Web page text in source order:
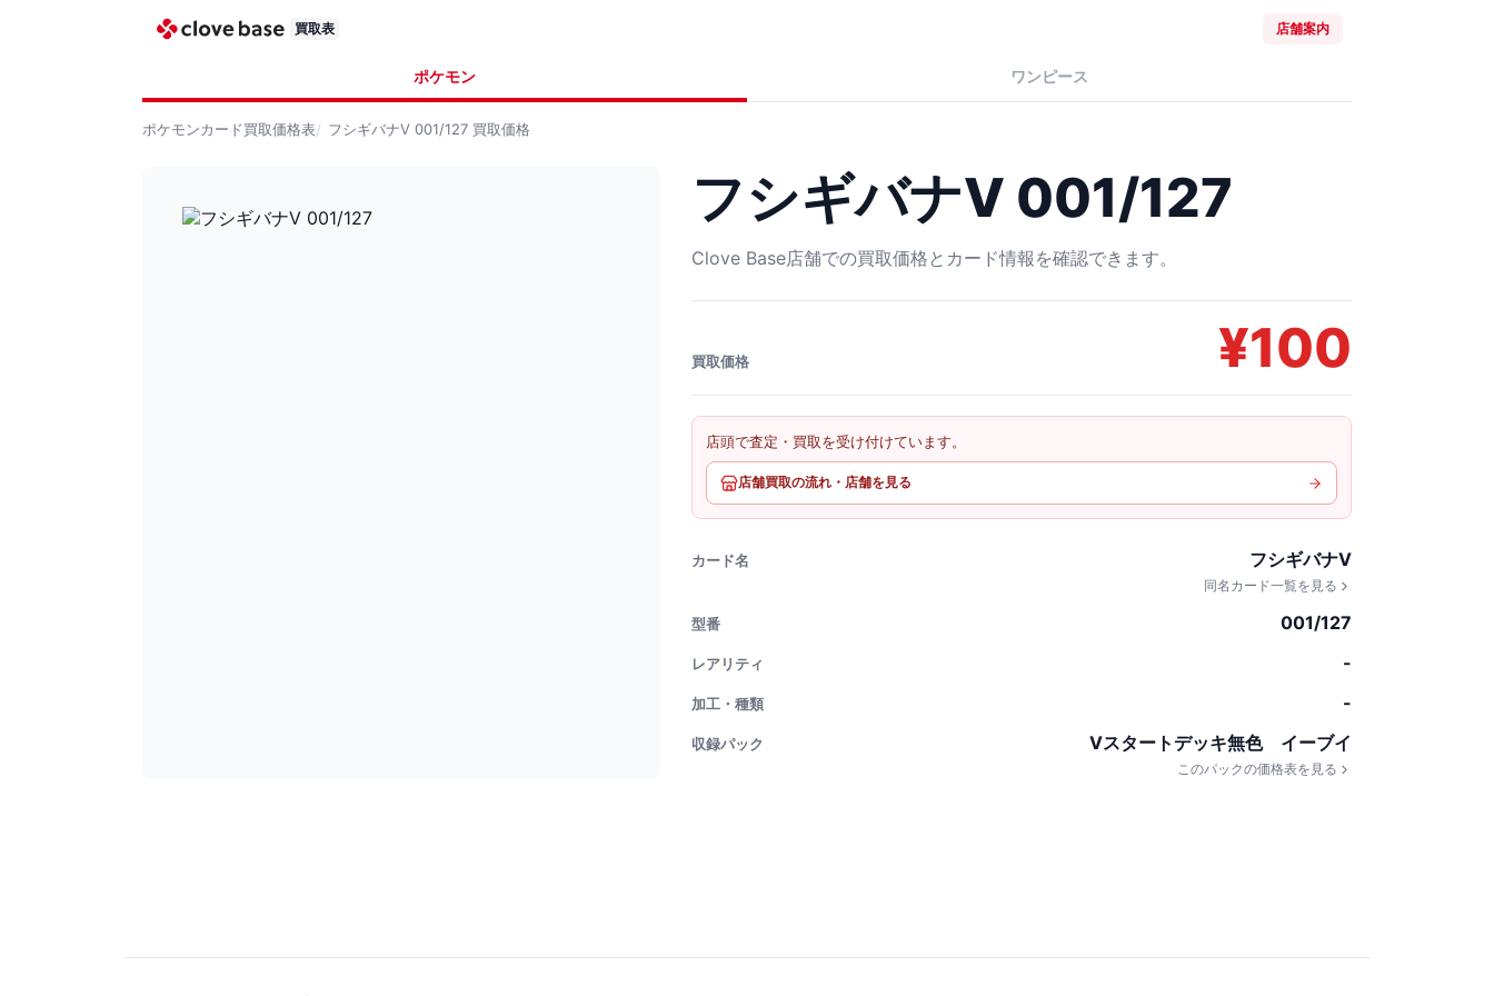
買取表 店舗案内
ポケモン ワンピース
ポケモンカード買取価格表 フシギバナV 001/127 買取価格
フシギバナV 001/127
Clove Base店舗での買取価格とカード情報を確認できます。
買取価格 ¥100
店頭で査定・買取を受け付けています。
店舗買取の流れ・店舗を見る
カード名 フシギバナV
同名カード一覧を見る
型番 001/127
レアリティ -
加工・種類 -
収録パック Vスタートデッキ無色 イーブイ
このパックの価格表を見る